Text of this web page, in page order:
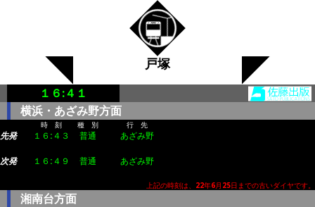
戸塚
１６:４１
横浜・あざみ野方面
時 刻 種 別 行 先
先発 １６:４３ 普通 あざみ野
次発 １６:４９ 普通 あざみ野
上記の時刻は、22年6月25日までの古いダイヤです。
湘南台方面